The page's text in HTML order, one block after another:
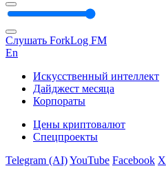
Слушать ForkLog FM
En
Искусственный интеллект
Дайджест месяца
Корпораты
Цены криптовалют
Спецпроекты
Telegram (AI)YouTube Facebook X